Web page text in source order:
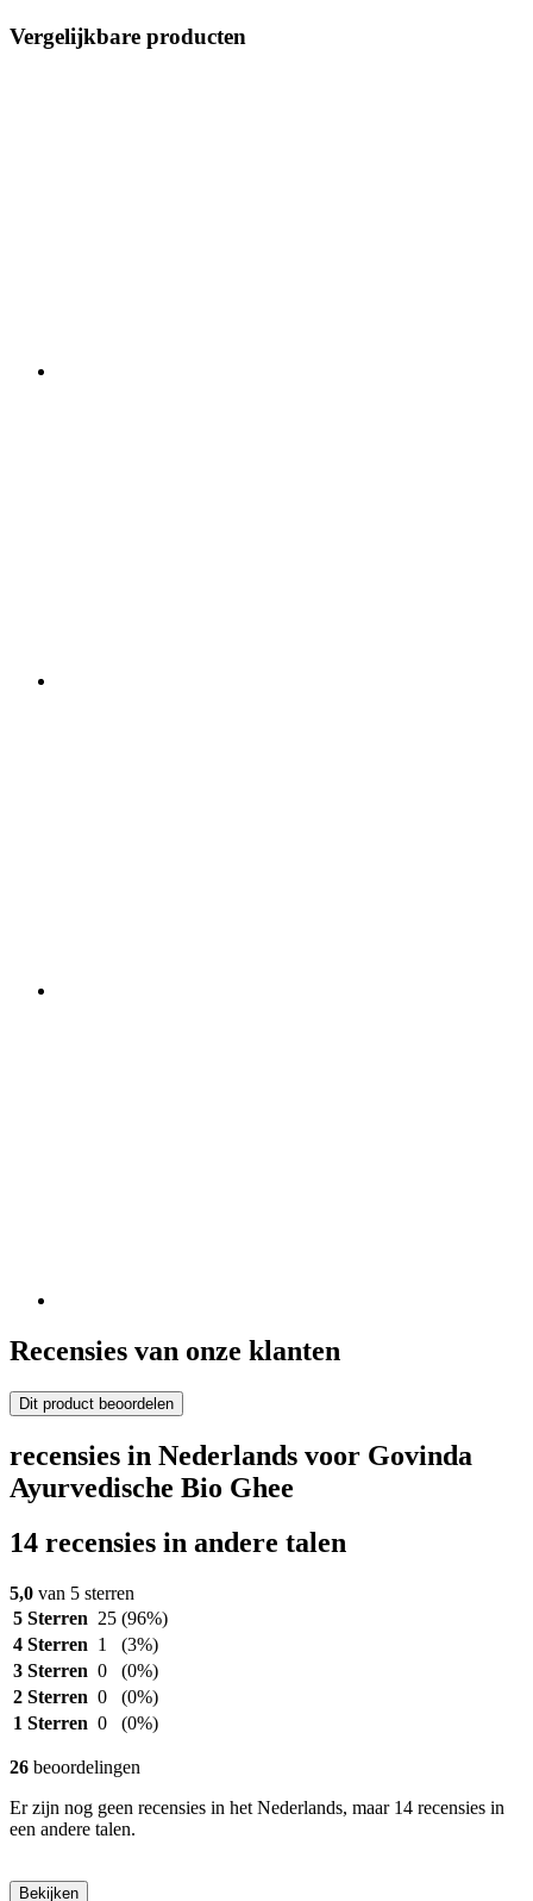
Vergelijkbare producten
Recensies van onze klanten
Dit product beoordelen
recensies in Nederlands voor Govinda
Ayurvedische Bio Ghee
14 recensies in andere talen
5,0 van 5 sterren
5 Sterren 25 (96%)
4 Sterren 1
(3%)
3 Sterren 0
(0%)
2 Sterren 0
(0%)
1 Sterren 0 (0%)
26 beoordelingen
Er zijn nog geen recensies in het Nederlands, maar 14 recensies in
een andere talen.
Bekijken